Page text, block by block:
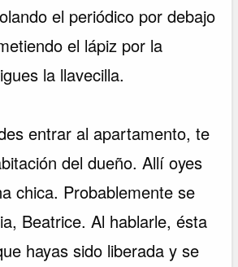
el periódico por debajo
el lápiz por la
la llavecilla.
entrar al apartamento, te
del dueño. Allí oyes
chica. Probablemente se
Beatrice. Al hablarle, ésta
hayas sido liberada y se